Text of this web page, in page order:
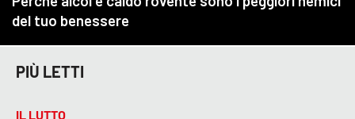
PIÙ LETTI
IL LUTTO